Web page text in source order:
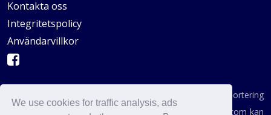
We use cookies for traffic analysis, ads
Kontakta oss
Integritetspolicy
Användarvillkor
AVSKYDANDE: Vi är inte en byrå för konsumentrapportering
enligt definitionen i någon statlig institution. AvoidCaller.com kan